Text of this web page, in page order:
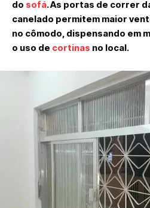
do sofá. As portas de correr
canelado permitem maior
no cômodo, dispensando em
o uso de cortinas no local.